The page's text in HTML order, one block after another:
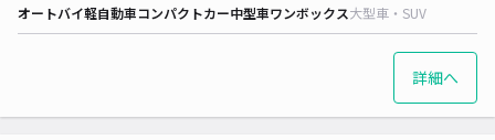
オートバイ軽自動車コンパクトカー中型車ワンボックス大型車・SUV
詳細へ